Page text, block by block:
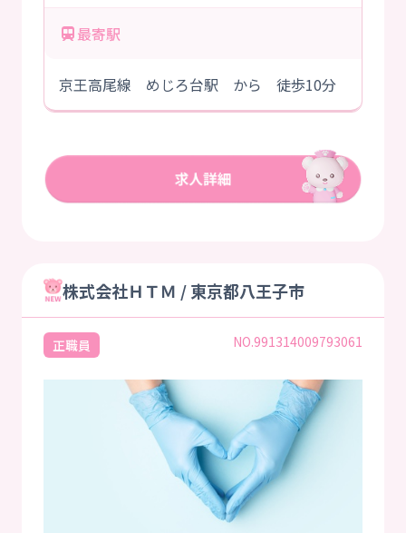
最寄駅
京王高尾線 めじろ台駅 から 徒歩10分
株式会社ＨＴＭ / 東京都八王子市
正職員 NO.991314009793061